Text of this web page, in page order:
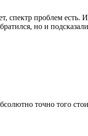
спектр проблем
но и
точно того